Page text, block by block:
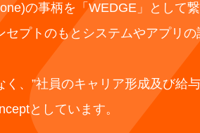
の事柄を「WEDGE」として
プトのもとシステムやアプリの
、”社員のキャリア形成及び給与
としています。